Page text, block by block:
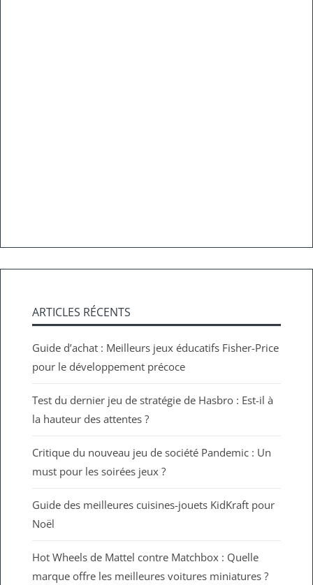
ARTICLES RÉCENTS
Guide d’achat : Meilleurs jeux éducatifs Fisher-Price
pour le développement précoce
Test du dernier jeu de stratégie de Hasbro : Est-il à
la hauteur des attentes ?
Critique du nouveau jeu de société Pandemic : Un
must pour les soirées jeux ?
Guide des meilleures cuisines-jouets KidKraft pour
Noël
Hot Wheels de Mattel contre Matchbox : Quelle
marque offre les meilleures voitures miniatures ?